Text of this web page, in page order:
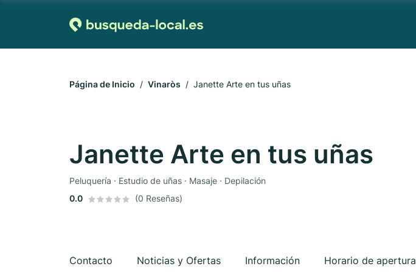
Página de Inicio Vinaròs Janette Arte en tus uñas
Janette Arte en tus uñas
Peluquería · Estudio de uñas · Masaje · Depilación
0.0
(0 Reseñas)
Contacto Noticias y Ofertas Información Horario de apertura